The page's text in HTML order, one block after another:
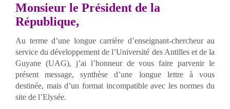
Monsieur le Président de la
République,
Au terme d’une longue carrière d’enseignant-chercheur au
service du développement de l’Université des Antilles et de la
Guyane (UAG), j’ai l’honneur de vous faire parvenir le
présent message, synthèse d’une longue lettre à vous
destinée, mais d’un format incompatible avec les normes du
site de l’Elysée.